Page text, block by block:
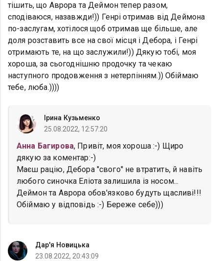
тішить, що Аврора та Деймон тепер разом,
сподіваюся, назавжди!)) Генрі отримав від Деймона
по-заслугам, хотілося щоб отримав ще більше, але
доля розставить все на свої місця і Дебора, і Генрі
отримають те, на що заслужили!)) Дякую тобі, моя
хороша, за сьогоднішню продочку та чекаю
наступного продовження з нетерпінням.)) Обіймаю
тебе, люба.))))
Ірина Кузьменко
25.08.2022, 12:57:20
Анна Багирова, Привіт, моя хороша :-) Щиро
дякую за коментар:-)
Маєш рацію, Дебора "свого" не втратить, й навіть
любого синочка Еліота залишила із носом...
Деймон та Аврора обов'язково будуть щасливі!!!
Обіймаю у відповідь :-) Береже себе)))
Дар'я Новицька
23.08.2022, 20:43:09